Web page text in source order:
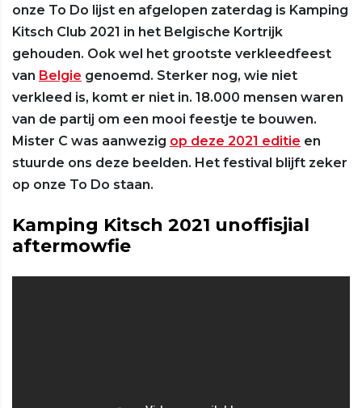
onze To Do lijst en afgelopen zaterdag is Kamping
Kitsch Club 2021 in het Belgische Kortrijk
gehouden. Ook wel het grootste verkleedfeest
van Belgie genoemd. Sterker nog, wie niet
verkleed is, komt er niet in. 18.000 mensen waren
van de partij om een mooi feestje te bouwen.
Mister C was aanwezig op deze 2021 editie en
stuurde ons deze beelden. Het festival blijft zeker
op onze To Do staan.
Kamping Kitsch 2021 unoffisjial
aftermowfie